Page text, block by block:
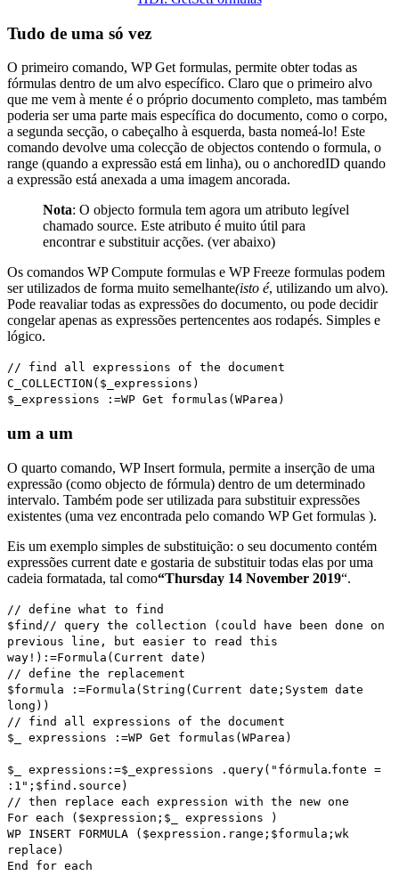
Tudo de uma só vez
O primeiro comando, WP Get formulas, permite obter todas as
fórmulas dentro de um alvo específico. Claro que o primeiro alvo
que me vem à mente é o próprio documento completo, mas também
poderia ser uma parte mais específica do documento, como o corpo,
a segunda secção, o cabeçalho à esquerda, basta nomeá-lo! Este
comando devolve uma colecção de objectos contendo o formula, o
range (quando a expressão está em linha), ou o anchoredID quando
a expressão está anexada a uma imagem ancorada.
Nota: O objecto formula tem agora um atributo legível
chamado source. Este atributo é muito útil para
encontrar e substituir acções. (ver abaixo)
Os comandos WP Compute formulas e WP Freeze formulas podem
ser utilizados de forma muito semelhante(isto é, utilizando um alvo).
Pode reavaliar todas as expressões do documento, ou pode decidir
congelar apenas as expressões pertencentes aos rodapés. Simples e
lógico.
// find all expressions of the document
C_COLLECTION ( $_expressions )
$_expressions :=WP Get formulas ( WParea )
um a um
O quarto comando, WP Insert formula, permite a inserção de uma
expressão (como objecto de fórmula) dentro de um determinado
intervalo. Também pode ser utilizada para substituir expressões
existentes (uma vez encontrada pelo comando WP Get formulas ).
Eis um exemplo simples de substituição: o seu documento contém
expressões current date e gostaria de substituir todas elas por uma
cadeia formatada, tal como“Thursday 14 November 2019“.
// define what to find
$find // query the collection (could have been done on
previous line, but easier to read this
way!) :=Formula (Current date )
// define the replacement
$formula :=Formula ( String (Current date ; System date
long ))
// find all expressions of the document
$_
expressions :=WP Get formulas (WParea)
$_ expressions :=$_ expressions . query("fórmula.fonte =
:1"; $find.source )
// then replace each expression with the new one
For each ( $expression ; $ expressions )
WP INSERT FORMULA ( $expression.range ; $formula; wk
replace )
End for each